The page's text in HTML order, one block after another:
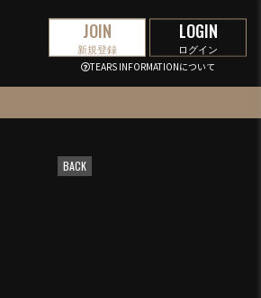
JOIN
新規登録
LOGIN
ログイン
TEARS INFORMATIONについて
BACK